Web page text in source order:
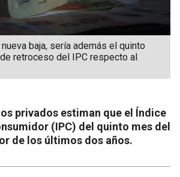
baja, sería además el quinto
retroceso del IPC respecto al
privados estiman que el Índice
(IPC) del quinto mes del
de los últimos dos años.